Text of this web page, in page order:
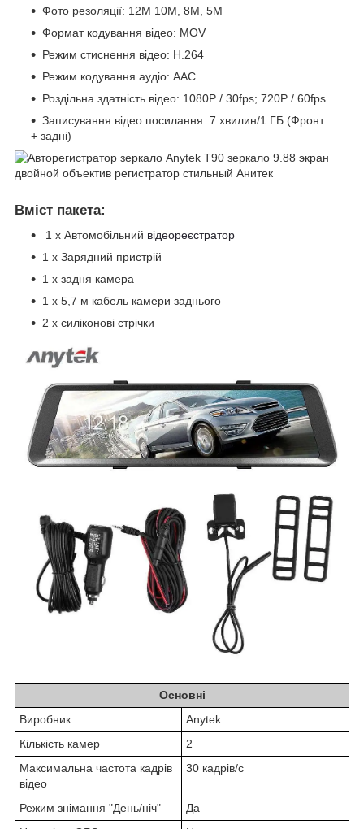
Фото резоляції: 12M 10M, 8M, 5M
Формат кодування відео: MOV
Режим стиснення відео: H.264
Режим кодування аудіо: AAC
Роздільна здатність відео: 1080P / 30fps; 720P / 60fps
Записування відео посилання: 7 хвилин/1 ГБ (Фронт
+ задні)
Вміст пакета:
1 х Автомобільний відеореєстратор
1 x Зарядний пристрій
1 x задня камера
1 x 5,7 м кабель камери заднього
2 x силіконові стрічки
Основні
Виробник
Anytek
Кількість камер
2
Максимальна частота кадрів
відео
30 кадрів/с
Режим знімання "День/ніч"
Да